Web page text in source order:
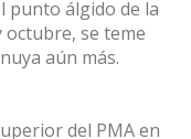
punto álgido de la
se teme
aún más.
del PMA en